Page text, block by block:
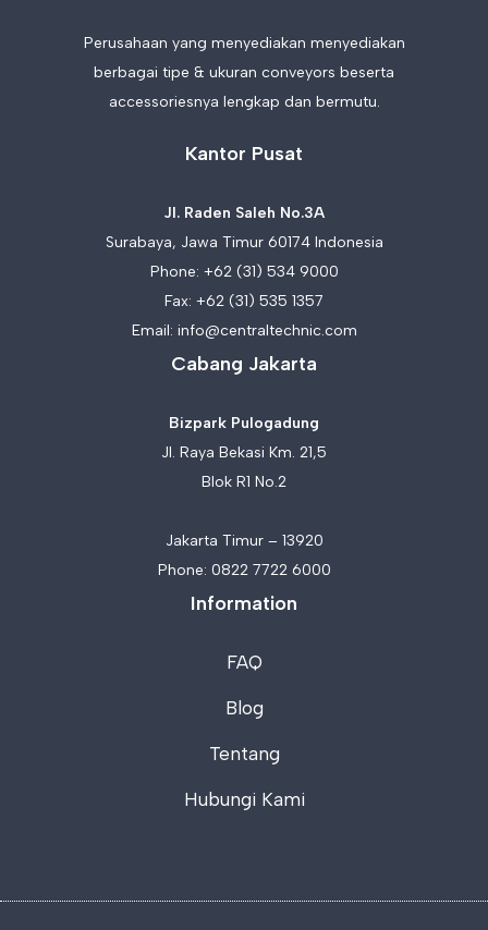
Perusahaan yang menyediakan menyediakan
berbagai tipe & ukuran conveyors beserta
accessoriesnya lengkap dan bermutu.
Kantor Pusat
Jl. Raden Saleh No.3A
Surabaya, Jawa Timur 60174 Indonesia
Phone: +62 (31) 534 9000
Fax: +62 (31) 535 1357
Email: info@centraltechnic.com
Cabang Jakarta
Bizpark Pulogadung
Jl. Raya Bekasi Km. 21,5
Blok R1 No.2
Jakarta Timur – 13920
Phone: 0822 7722 6000
Information
FAQ
Blog
Tentang
Hubungi Kami